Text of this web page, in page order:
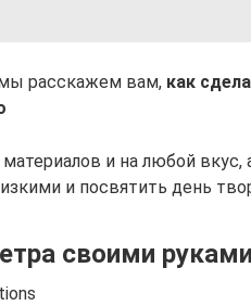
расскажем вам, как
и на любой
и посвятить день
своими руками